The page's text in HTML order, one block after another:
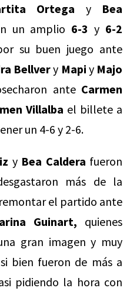
Ortega y Bea
un amplio 6-3 y 6-2
su buen juego ante
Bellvery Mapi y Majo
ante Carmen
Villalba el billete a
un 4-6 y 2-6.
y Bea Caldera fueron
más de la
el partido ante
Guinart, quienes
gran imagen y muy
bien fueron de más a
pidiendo la hora con